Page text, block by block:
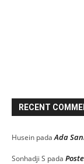
RECENT
Husein padaAda
Sonhadji S pada